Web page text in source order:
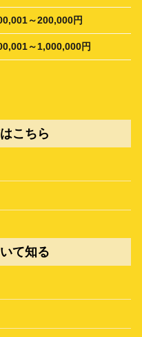
～200,000円
～1,000,000円
こちら
て知る